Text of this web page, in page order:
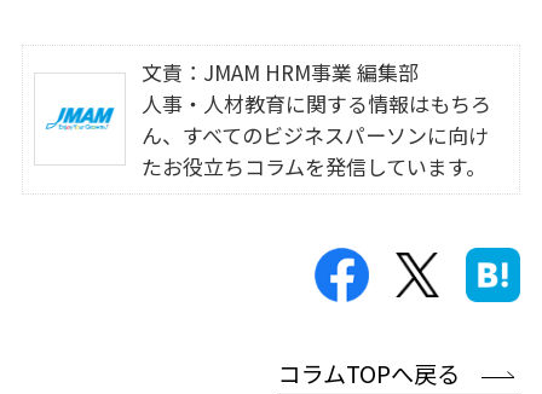
文責：JMAM HRM事業 編集部
人事・人材教育に関する情報はもちろ
ん、すべてのビジネスパーソンに向け
たお役立ちコラムを発信しています。
コラムTOPへ戻る